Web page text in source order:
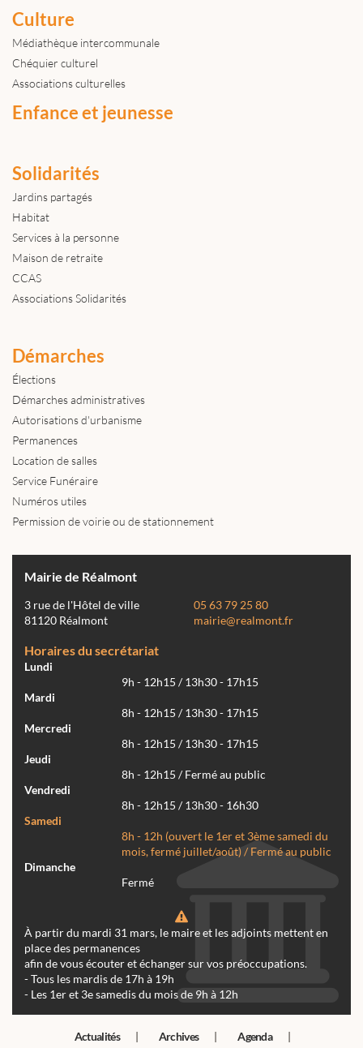
Culture
Médiathèque intercommunale
Chéquier culturel
Associations culturelles
Enfance et jeunesse
Solidarités
Jardins partagés
Habitat
Services à la personne
Maison de retraite
CCAS
Associations Solidarités
Démarches
Élections
Démarches administratives
Autorisations d'urbanisme
Permanences
Location de salles
Service Funéraire
Numéros utiles
Permission de voirie ou de stationnement
Mairie de Réalmont
3 rue de l'Hôtel de ville
81120 Réalmont
05 63 79 25 80
mairie@realmont.fr
Horaires du secrétariat
Lundi
9h - 12h15 / 13h30 - 17h15
Mardi
8h - 12h15 / 13h30 - 17h15
Mercredi
8h - 12h15 / 13h30 - 17h15
Jeudi
8h - 12h15 / Fermé au public
Vendredi
8h - 12h15 / 13h30 - 16h30
Samedi
8h - 12h (ouvert le 1er et 3ème samedi du
mois, fermé juillet/août) / Fermé au public
Dimanche
Fermé
À partir du mardi 31 mars, le maire et les adjoints mettent en
place des permanences
afin de vous écouter et échanger sur vos préoccupations.
- Tous les mardis de 17h à 19h
- Les 1er et 3e samedis du mois de 9h à 12h
Actualités Archives Agenda